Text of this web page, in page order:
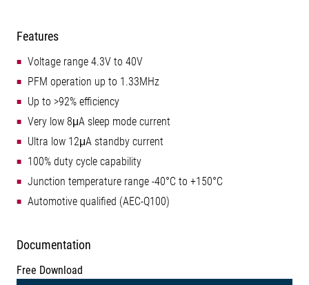
Features
Voltage range 4.3V to 40V
PFM operation up to 1.33MHz
Up to >92% efficiency
Very low 8μA sleep mode current
Ultra low 12μA standby current
100% duty cycle capability
Junction temperature range -40°C to +150°C
Automotive qualified (AEC-Q100)
Documentation
Free Download